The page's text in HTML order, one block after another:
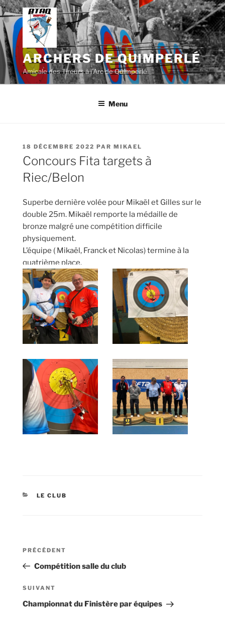
Aller
au
contenu
principal
ARCHERS DE QUIMPERLÉ
Amicale des Tireurs à l'Arc de Quimperlé
Menu
PUBLIÉ
LE
18 DÉCEMBRE 2022 PAR MIKAEL
Concours Fita targets à
Riec/Belon
Superbe dernière volée pour Mikaël et Gilles sur le
double 25m. Mikaël remporte la médaille de
bronze malgré une compétition difficile
physiquement.
L’équipe ( Mikaël, Franck et Nicolas) termine à la
quatrième place.
CATÉGORIES
LE CLUB
Navigation
l’article
Article
précédent
PRÉCÉDENT
Compétition salle du club
Article
suivant
SUIVANT
Championnat du Finistère par équipes